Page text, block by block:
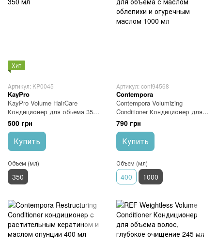
Хит
Артикул: KP0045
KayPro
KayPro Volume HairCare
Кондиционер для объема 350
мл
500 грн
Купить
Объем (мл)
350
Артикул: cont94568
Contempora
Contempora Volumizing
Conditioner Кондиционер для
объема с маслом облепихи и
огуречным маслом 1000 мл
790 грн
Купить
Объем (мл)
400 1000